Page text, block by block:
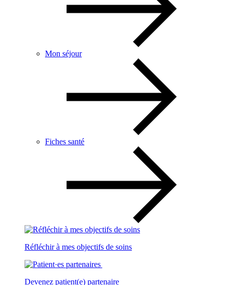
Mon séjour
Fiches santé
Réfléchir à mes objectifs de soins
Devenez patient(e) partenaire